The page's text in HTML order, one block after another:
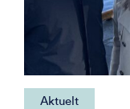
Aktuelt